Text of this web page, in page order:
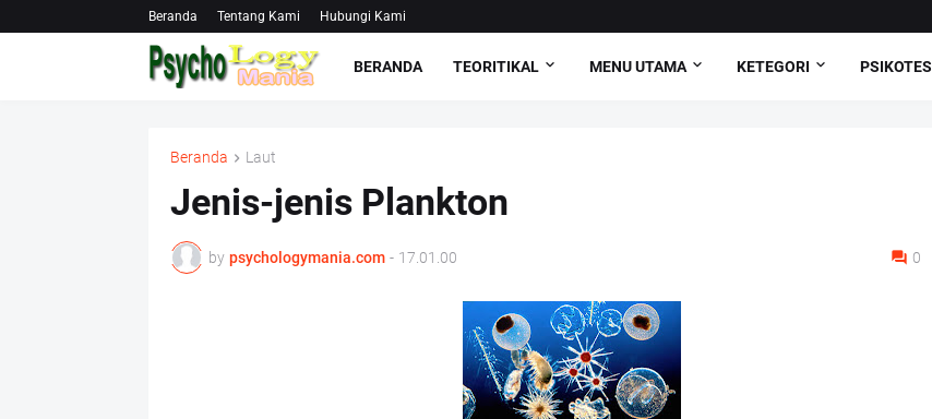
Beranda Tentang Kami Hubungi Kami
BERANDA TEORITIKAL MENU UTAMA KETEGORI PSIKOTES
Beranda Laut
Jenis-jenis Plankton
by psychologymania.com - 17.01.00 0